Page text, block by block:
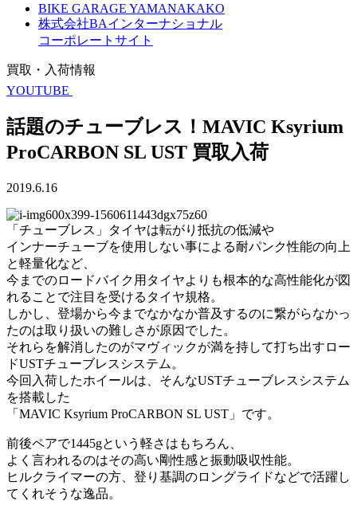
BIKE GARAGE YAMANAKAKO
株式会社BAインターナショナル
コーポレートサイト
買取・入荷情報
YOUTUBE
話題のチューブレス！MAVIC Ksyrium
ProCARBON SL UST 買取入荷
2019.6.16
「チューブレス」タイヤは転がり抵抗の低減や
インナーチューブを使用しない事による耐パンク性能の向上
と軽量化など、
今までのロードバイク用タイヤよりも根本的な高性能化が図
れることで注目を受けるタイヤ規格。
しかし、登場から今までなかなか普及するのに繋がらなかっ
たのは取り扱いの難しさが原因でした。
それらを解消したのがマヴィックが満を持して打ち出すロー
ドUSTチューブレスシステム。
今回入荷したホイールは、そんなUSTチューブレスシステム
を搭載した
「MAVIC Ksyrium ProCARBON SL UST」です。
前後ペアで1445gという軽さはもちろん、
よく言われるのはその高い剛性感と振動吸収性能。
ヒルクライマーの方、登り基調のロングライドなどで活躍し
てくれそうな逸品。